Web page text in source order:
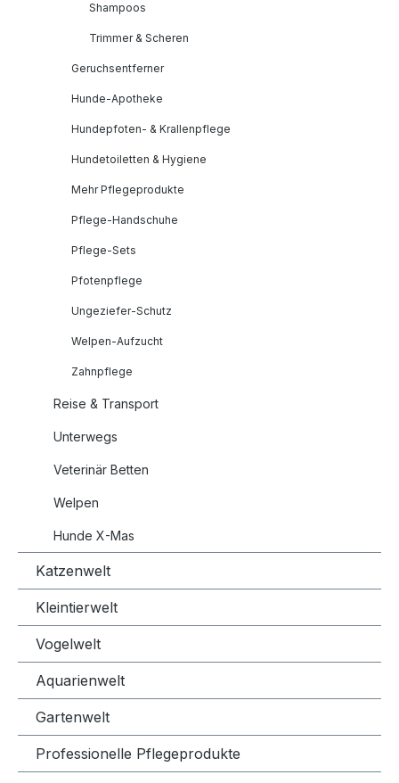
Shampoos
Trimmer & Scheren
Geruchsentferner
Hunde-Apotheke
Hundepfoten- & Krallenpflege
Hundetoiletten & Hygiene
Mehr Pflegeprodukte
Pflege-Handschuhe
Pflege-Sets
Pfotenpflege
Ungeziefer-Schutz
Welpen-Aufzucht
Zahnpflege
Reise & Transport
Unterwegs
Veterinär Betten
Welpen
Hunde X-Mas
Katzenwelt
Kleintierwelt
Vogelwelt
Aquarienwelt
Gartenwelt
Professionelle Pflegeprodukte